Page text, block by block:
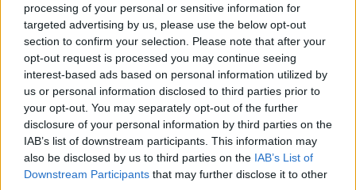
processing of your personal or sensitive information for
targeted advertising by us, please use the below opt-out
section to confirm your selection. Please note that after your
opt-out request is processed you may continue seeing
interest-based ads based on personal information utilized by
us or personal information disclosed to third parties prior to
your opt-out. You may separately opt-out of the further
disclosure of your personal information by third parties on the
IAB’s list of downstream participants. This information may
also be disclosed by us to third parties on the IAB’s List of
Downstream Participants that may further disclose it to other